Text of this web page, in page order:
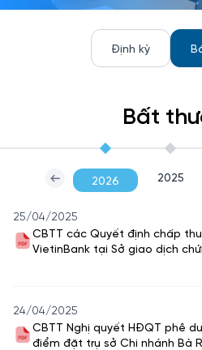
Định kỳ
Bất
2026 2025
25/04/2025
CBTT các Quyết định chấp
VietinBank tại Sở giao dịch
24/04/2025
CBTT Nghị quyết HĐQT phê
điểm đặt trụ sở Chi nhánh Bà